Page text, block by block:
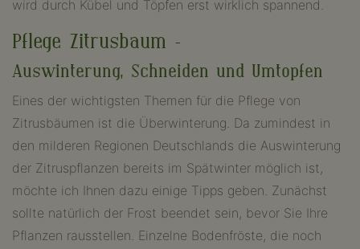
wird durch Kübel und Töpfen erst wirklich spannend.
Pflege Zitrusbaum –
Auswinterung, Schneiden und Umtopfen
Eines der wichtigsten Themen für die Pflege von
Zitrusbäumen ist die Überwinterung. Da zumindest in
den milderen Regionen Deutschlands die Auswinterung
der Zitruspflanzen bereits im Spätwinter möglich ist,
möchte ich Ihnen dazu einige Tipps geben. Zunächst
sollte natürlich der Frost beendet sein, bevor Sie Ihre
Pflanzen rausstellen. Einzelne Bodenfröste, die noch